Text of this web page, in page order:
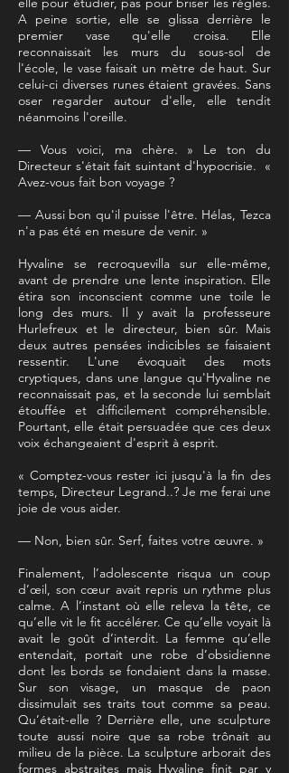
A peine sortie, elle se glissa derrière le
premier vase qu'elle croisa. Elle
reconnaissait les murs du sous-sol de
l'école, le vase faisait un mètre de haut. Sur
celui-ci diverses runes étaient gravées. Sans
oser regarder autour d'elle, elle tendit
néanmoins l'oreille.
— Vous voici, ma chère. » Le ton du
Directeur s'était fait suintant d'hypocrisie. «
Avez-vous fait bon voyage ?
— Aussi bon qu'il puisse l'être. Hélas, Tezca
n'a pas été en mesure de venir. »
Hyvaline se recroquevilla sur elle-même,
avant de prendre une lente inspiration. Elle
étira son inconscient comme une toile le
long des murs. Il y avait la professeure
Hurlefreux et le directeur, bien sûr. Mais
deux autres pensées indicibles se faisaient
ressentir. L'une évoquait des mots
cryptiques, dans une langue qu'Hyvaline ne
reconnaissait pas, et la seconde lui semblait
étouffée et difficilement compréhensible.
Pourtant, elle était persuadée que ces deux
voix échangeaient d'esprit à esprit.
« Comptez-vous rester ici jusqu'à la fin des
temps, Directeur Legrand..? Je me ferai une
joie de vous aider.
— Non, bien sûr. Serf, faites votre œuvre. »
Finalement, l’adolescente risqua un coup
d’œil, son cœur avait repris un rythme plus
calme. A l’instant où elle releva la tête, ce
qu’elle vit le fit accélérer. Ce qu’elle voyait là
avait le goût d’interdit. La femme qu’elle
entendait, portait une robe d’obsidienne
dont les bords se fondaient dans la masse.
Sur son visage, un masque de paon
dissimulait ses traits tout comme sa peau.
Qu’était-elle ? Derrière elle, une sculpture
toute aussi noire que sa robe trônait au
milieu de la pièce. La sculpture arborait des
formes abstraites mais Hyvaline finit par y